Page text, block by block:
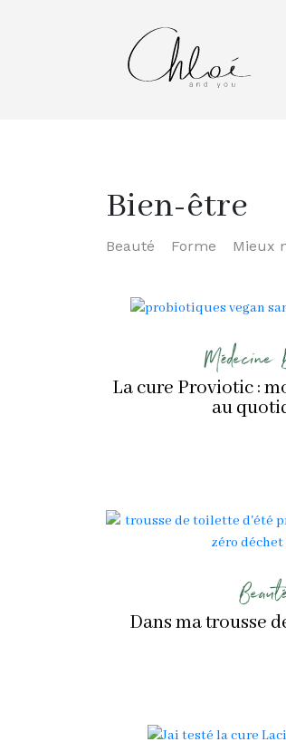
Bien-être
Beauté Forme Mieux
Médecine
La cure Proviotic :
au
Dans ma trousse